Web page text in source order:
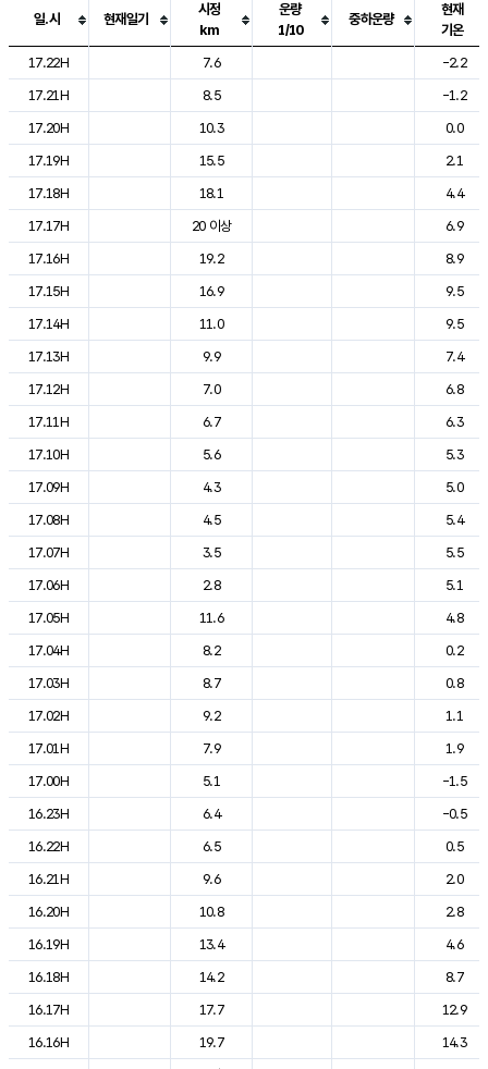
도시별 기상실황표로 지점, 날씨, 기온, 강수, 바람, 기압등을 안내한 표입
일.시 현재일기
시정
km
운량
1/10
중하운량
현재
기온
17.22H
7.6
-2.2
17.21H
8.5
-1.2
17.20H
10.3
0.0
17.19H
15.5
2.1
17.18H
18.1
4.4
17.17H
20 이상
6.9
17.16H
19.2
8.9
17.15H
16.9
9.5
17.14H
11.0
9.5
17.13H
9.9
7.4
17.12H
7.0
6.8
17.11H
6.7
6.3
17.10H
5.6
5.3
17.09H
4.3
5.0
17.08H
4.5
5.4
17.07H
3.5
5.5
17.06H
2.8
5.1
17.05H
11.6
4.8
17.04H
8.2
0.2
17.03H
8.7
0.8
17.02H
9.2
1.1
17.01H
7.9
1.9
17.00H
5.1
-1.5
16.23H
6.4
-0.5
16.22H
6.5
0.5
16.21H
9.6
2.0
16.20H
10.8
2.8
16.19H
13.4
4.6
16.18H
14.2
8.7
16.17H
17.7
12.9
16.16H
19.7
14.3